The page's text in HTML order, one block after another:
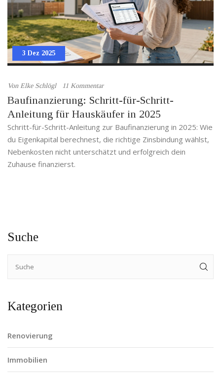
3 Dez 2025
Von Elke Schlögl 11 Kommentar
Baufinanzierung: Schritt-für-Schritt-
Anleitung für Hauskäufer in 2025
Schritt-für-Schritt-Anleitung zur Baufinanzierung in 2025: Wie
du Eigenkapital berechnest, die richtige Zinsbindung wählst,
Nebenkosten nicht unterschätzt und erfolgreich dein
Zuhause finanzierst.
Suche
Kategorien
Renovierung
Immobilien